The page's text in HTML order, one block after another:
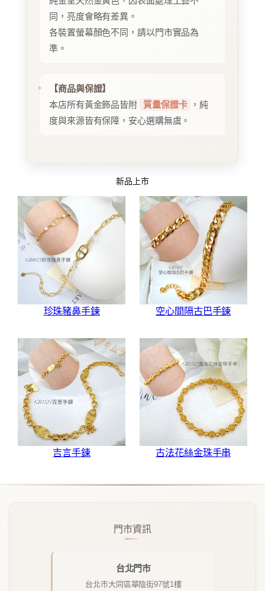
同，亮度會略有差異。
各裝置螢幕顏色不同，請以門市實品為
準。
【商品與保證】
本店所有黃金飾品皆附 質量保證卡
，純
度與來源皆有保障，安心選購無虞。
新品上市
珍珠豬鼻手鍊 空心間隔古巴手鍊
吉言手鍊 古法花絲金珠手串
門市資訊
台北門市
台北市大同區華陰街97號1樓